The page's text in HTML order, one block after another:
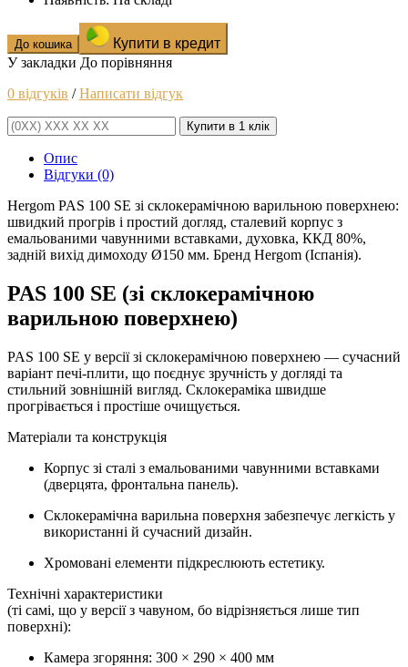
До кошика
Купити в кредит
У закладки До порівняння
0 відгуків /Написати відгук
Купити в 1 клік
Опис
Відгуки (0)
Hergom PAS 100 SE зі склокерамічною варильною поверхнею:
швидкий прогрів і простий догляд, сталевий корпус з
емальованими чавунними вставками, духовка, ККД 80%,
задній вихід димоходу Ø150 мм. Бренд Hergom (Іспанія).
PAS 100 SE (зі склокерамічною
варильною поверхнею)
PAS 100 SE у версії зі склокерамічною поверхнею — сучасний
варіант печі-плити, що поєднує зручність у догляді та
стильний зовнішній вигляд. Склокераміка швидше
прогрівається і простіше очищується.
Матеріали та конструкція
Корпус зі сталі з емальованими чавунними вставками
(дверцята, фронтальна панель).
Склокерамічна варильна поверхня забезпечує легкість у
використанні й сучасний дизайн.
Хромовані елементи підкреслюють естетику.
Технічні характеристики
(ті самі, що у версії з чавуном, бо відрізняється лише тип
поверхні):
Камера згоряння: 300 × 290 × 400 мм